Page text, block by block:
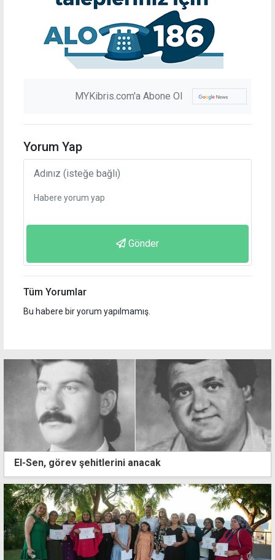
MYKibris.com'a Abone Ol
Yorum Yap
Gönder
Tüm Yorumlar
Bu habere bir yorum yapılmamış.
El-Sen, görev şehitlerini anacak